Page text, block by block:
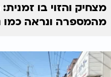
מצחיק והזוי בו
מהמספרה ונראה כמו